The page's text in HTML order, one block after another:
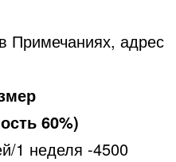
Примечаниях, адрес
60%)
1 неделя -4500